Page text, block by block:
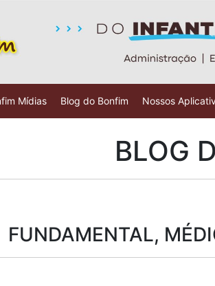
Mídias Blog do Bonfim Nossos
BLOG
FUNDAMENTAL,